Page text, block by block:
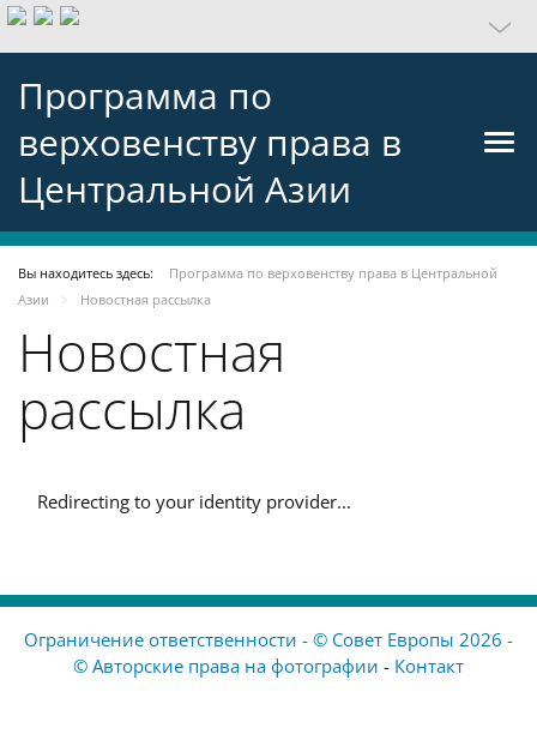
Программа по
верховенству права в
Центральной Азии
Вы находитесь здесь:
Программа по верховенству права в Центральной
Азии
Новостная рассылка
Новостная
рассылка
Redirecting to your identity provider...
Ограничение ответственности - © Совет Европы 2026 -
© Авторские права на фотографии - Контакт